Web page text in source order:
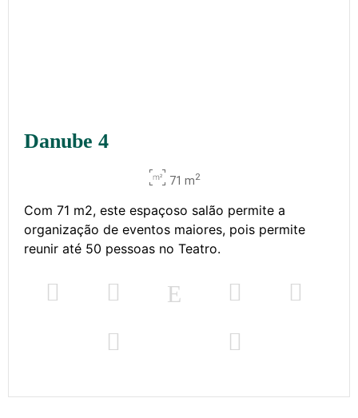
Danube 4
71 m2
Com 71 m2, este espaçoso salão permite a
organização de eventos maiores, pois permite
reunir até 50 pessoas no Teatro.